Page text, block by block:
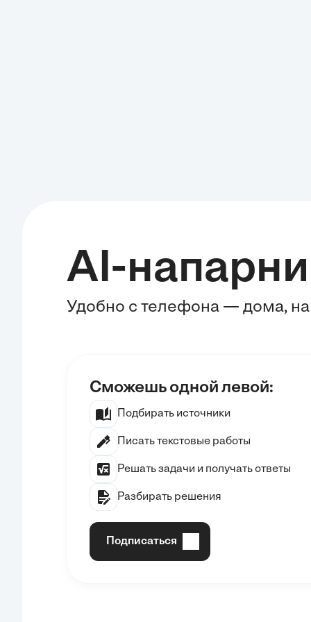
AI-
Удобно с телефона — дома,
Сможешь одной левой:
Подбирать источники
Писать текстовые работы
Решать задачи и получать ответы
Разбирать решения
Подписаться